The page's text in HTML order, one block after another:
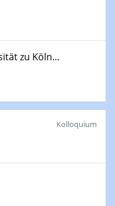
(LOHC)
on 2D-
zu Köln...
Kolloquium